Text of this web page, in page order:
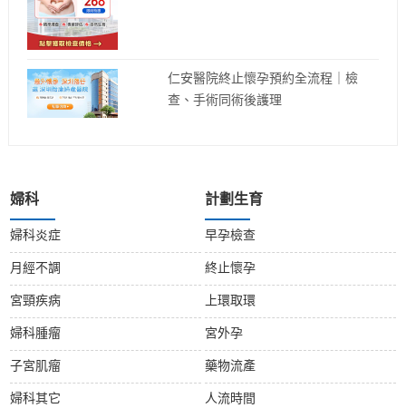
仁安醫院終止懷孕預約全流程｜檢
查、手術同術後護理
婦科
婦科炎症
月經不調
宮頸疾病
婦科腫瘤
子宮肌瘤
婦科其它
計劃生育
早孕檢查
終止懷孕
上環取環
宮外孕
藥物流產
人流時間